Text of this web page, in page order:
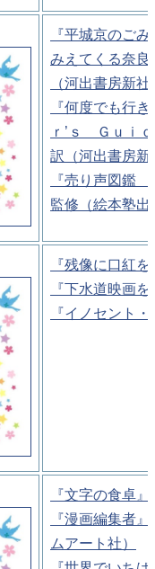
『平城京のご
みえてくる奈
（河出書房新社
『何度でも行
ｒ’ｓ Ｇｕｉ
訳（河出書房新
『売り声図鑑
監修（絵本塾出
『残像に口紅
『下水道映画
『イノセント
『文字の食卓
『漫画編集者
ムアート社）